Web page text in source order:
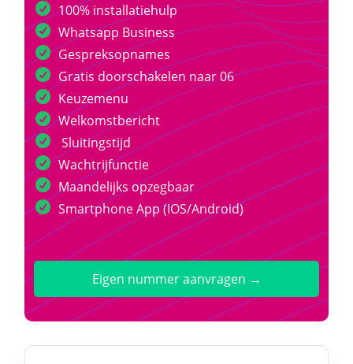
100% installatiehulp
Whatsapp Business
Gespreksopnames
Gratis doorschakelen naar 06
Keuzemenu
Welkomstbericht
Sluitingstijd
Wachtrijfunctie
Maandelijks opzegbaar
Smartphone App (IOS/Android)
Eigen nummer aanvragen →